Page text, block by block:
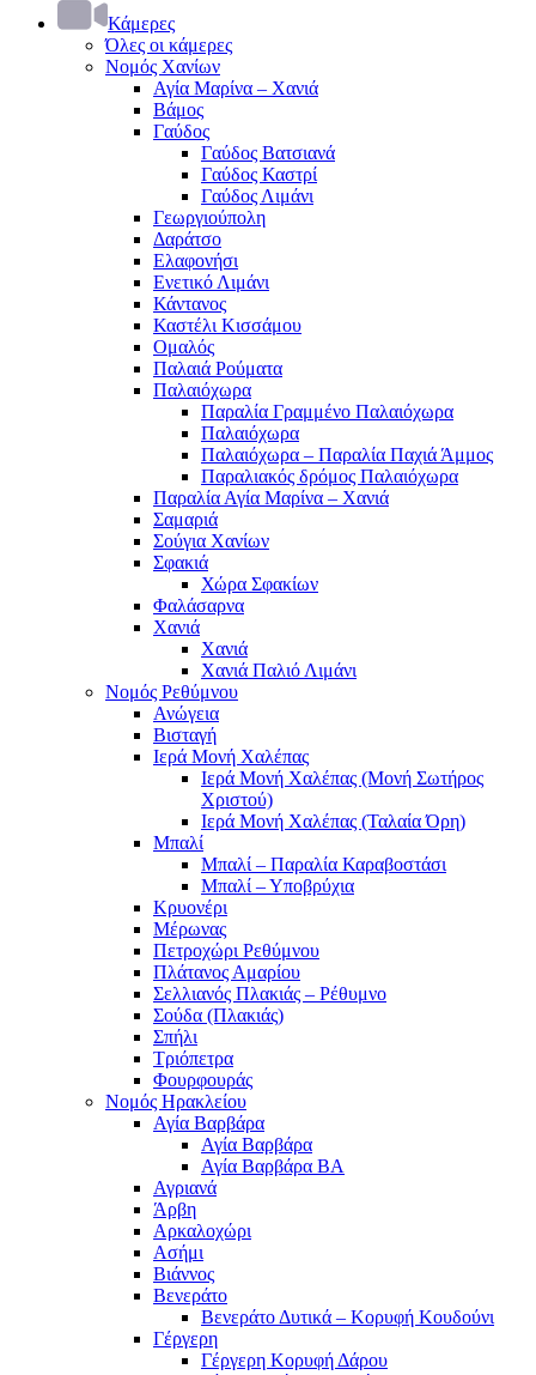
Κάμερες
Όλες οι κάμερες
Νομός Χανίων
Αγία Μαρίνα – Χανιά
Βάμος
Γαύδος
Γαύδος Βατσιανά
Γαύδος Καστρί
Γαύδος Λιμάνι
Γεωργιούπολη
Δαράτσο
Ελαφονήσι
Ενετικό Λιμάνι
Κάντανος
Καστέλι Κισσάμου
Ομαλός
Παλαιά Ρούματα
Παλαιόχωρα
Παραλία Γραμμένο Παλαιόχωρα
Παλαιόχωρα
Παλαιόχωρα – Παραλία Παχιά Άμμος
Παραλιακός δρόμος Παλαιόχωρα
Παραλία Αγία Μαρίνα – Χανιά
Σαμαριά
Σούγια Χανίων
Σφακιά
Χώρα Σφακίων
Φαλάσαρνα
Χανιά
Χανιά
Χανιά Παλιό Λιμάνι
Νομός Ρεθύμνου
Ανώγεια
Βισταγή
Ιερά Μονή Χαλέπας
Ιερά Μονή Χαλέπας (Μονή Σωτήρος
Χριστού)
Ιερά Μονή Χαλέπας (Ταλαία Όρη)
Μπαλί
Μπαλί – Παραλία Καραβοστάσι
Μπαλί – Υποβρύχια
Κρυονέρι
Μέρωνας
Πετροχώρι Ρεθύμνου
Πλάτανος Αμαρίου
Σελλιανός Πλακιάς – Ρέθυμνο
Σούδα (Πλακιάς)
Σπήλι
Τριόπετρα
Φουρφουράς
Νομός Ηρακλείου
Αγία Βαρβάρα
Αγία Βαρβάρα
Αγία Βαρβάρα ΒΑ
Αγριανά
Άρβη
Αρκαλοχώρι
Ασήμι
Βιάννος
Βενεράτο
Βενεράτο Δυτικά – Κορυφή Κουδούνι
Γέργερη
Γέργερη Κορυφή Δάρου